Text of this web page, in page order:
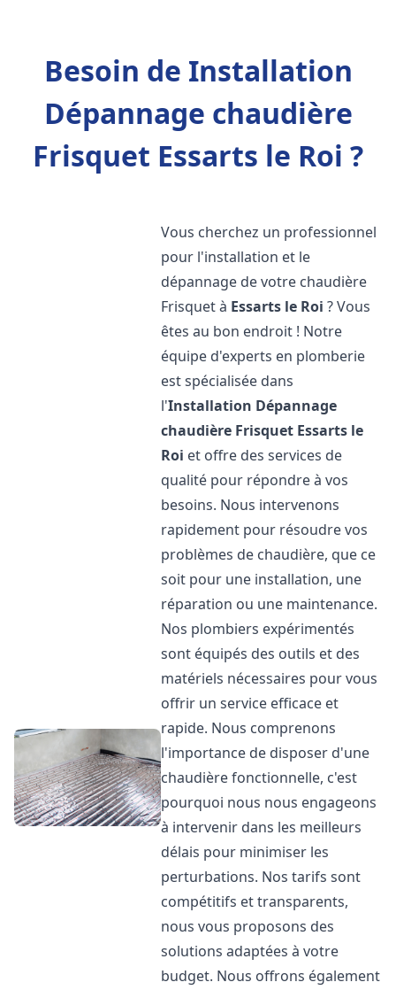
Besoin de Installation
Dépannage chaudière
Frisquet Essarts le Roi ?
Vous cherchez un professionnel
pour l'installation et le
dépannage de votre chaudière
Frisquet à Essarts le Roi ? Vous
êtes au bon endroit ! Notre
équipe d'experts en plomberie
est spécialisée dans
l'Installation Dépannage
chaudière Frisquet Essarts le
Roi et offre des services de
qualité pour répondre à vos
besoins. Nous intervenons
rapidement pour résoudre vos
problèmes de chaudière, que ce
soit pour une installation, une
réparation ou une maintenance.
Nos plombiers expérimentés
sont équipés des outils et des
matériels nécessaires pour vous
offrir un service efficace et
rapide. Nous comprenons
l'importance de disposer d'une
chaudière fonctionnelle, c'est
pourquoi nous nous engageons
à intervenir dans les meilleurs
délais pour minimiser les
perturbations. Nos tarifs sont
compétitifs et transparents,
nous vous proposons des
solutions adaptées à votre
budget. Nous offrons également